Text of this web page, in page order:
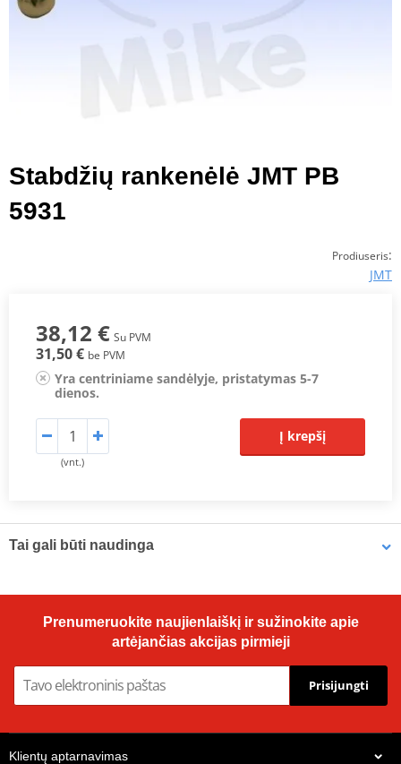
Stabdžių rankenėlė JMT PB
5931
Prodiuseris:
JMT
38,12 € Su PVM
31,50 € be PVM
Yra centriniame sandėlyje, pristatymas 5-7
dienos.
(vnt.)
Į krepšį
Tai gali būti naudinga
Prenumeruokite naujienlaiškį ir sužinokite apie
artėjančias akcijas pirmieji
Prisijungti
Klientų aptarnavimas